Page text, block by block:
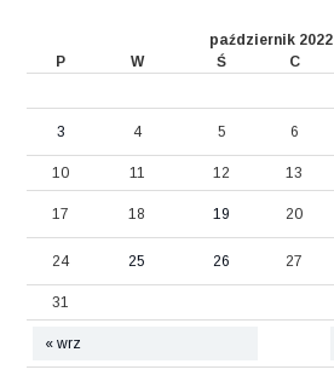
październik 2022
P
W Ś C
« wrz
3 4 5 6
10 11 12 13
17 18 19 20
24 25 26 27
31